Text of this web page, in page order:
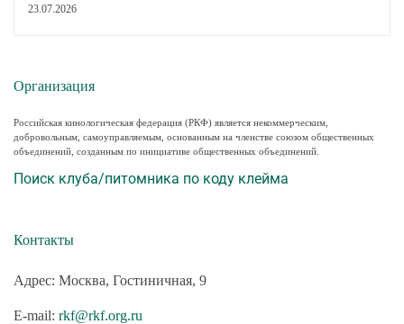
23.07.2026
Организация
Российская кинологическая федерация (РКФ) является некоммерческим,
добровольным, самоуправляемым, основанным на членстве союзом общественных
объединений, созданным по инициативе общественных объединений.
Поиск клуба/питомника по коду клейма
Контакты
Адрес: Москва, Гостиничная, 9
E-mail: rkf@rkf.org.ru